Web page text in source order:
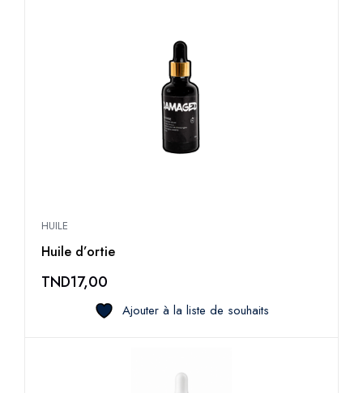
HUILE
Huile d’ortie
TND17,00
Ajouter à la liste de souhaits